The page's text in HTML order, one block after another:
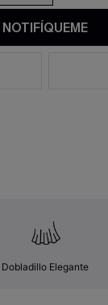
NOTIFÍQUEME
Dobladillo Elegante